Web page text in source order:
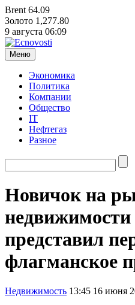
Brent 64.09
Золото 1,277.80
9 августа 06:09
Меню
Экономика
Политика
Компании
Общество
IT
Нефтегаз
Разное
Новичок на
представил
флагманское
Недвижимость 13:45 16 июня